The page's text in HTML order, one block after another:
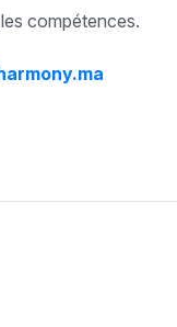
compétences.